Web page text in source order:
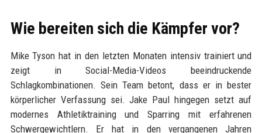
Wie bereiten sich die Kämpfer vor?
Mike Tyson hat in den letzten Monaten intensiv trainiert und
zeigt in Social-Media-Videos beeindruckende
Schlagkombinationen. Sein Team betont, dass er in bester
körperlicher Verfassung sei. Jake Paul hingegen setzt auf
modernes Athletiktraining und Sparring mit erfahrenen
Schwergewichtlern. Er hat in den vergangenen Jahren